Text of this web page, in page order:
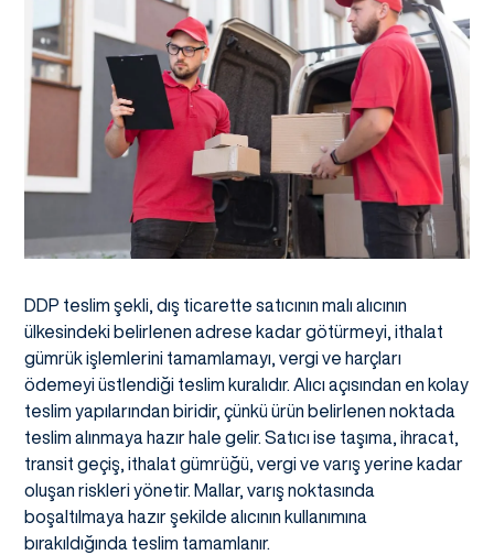
DDP teslim şekli, dış ticarette satıcının malı alıcının
ülkesindeki belirlenen adrese kadar götürmeyi, ithalat
gümrük işlemlerini tamamlamayı, vergi ve harçları
ödemeyi üstlendiği teslim kuralıdır. Alıcı açısından en kolay
teslim yapılarından biridir, çünkü ürün belirlenen noktada
teslim alınmaya hazır hale gelir. Satıcı ise taşıma, ihracat,
transit geçiş, ithalat gümrüğü, vergi ve varış yerine kadar
oluşan riskleri yönetir. Mallar, varış noktasında
boşaltılmaya hazır şekilde alıcının kullanımına
bırakıldığında teslim tamamlanır.